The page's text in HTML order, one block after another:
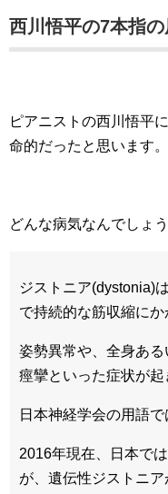
西川悟平の7本指
ピアニストの西川悟平
命的だったと思います。
どんな病気なんでしょ
ジストニア(dystonia)
で持続的な筋収縮にか
姿勢異常や、全身ある
痙攣といった症状が起
日本神経学会の用語
2016年現在、日本で
が、遺伝性ジストニ